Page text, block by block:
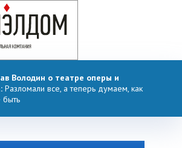
Володин о театре оперы и
Разломали все, а теперь думаем, как